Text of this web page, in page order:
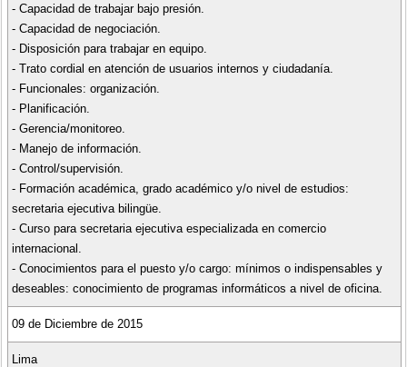
- Capacidad de trabajar bajo presión.
- Capacidad de negociación.
- Disposición para trabajar en equipo.
- Trato cordial en atención de usuarios internos y ciudadanía.
- Funcionales: organización.
- Planificación.
- Gerencia/monitoreo.
- Manejo de información.
- Control/supervisión.
- Formación académica, grado académico y/o nivel de estudios:
secretaria ejecutiva bilingüe.
- Curso para secretaria ejecutiva especializada en comercio
internacional.
- Conocimientos para el puesto y/o cargo: mínimos o indispensables y
deseables: conocimiento de programas informáticos a nivel de oficina.
09 de Diciembre de 2015
Lima